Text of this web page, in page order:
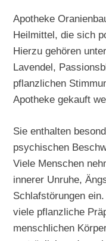
Apotheke
Heilmittel, die sich
Hierzu gehören
Lavendel,
pflanzlichen
Apotheke gekauft
Sie enthalten
psychischen
Viele Menschen
innerer Unruhe,
Schlafstörungen
viele pflanzliche
menschlichen